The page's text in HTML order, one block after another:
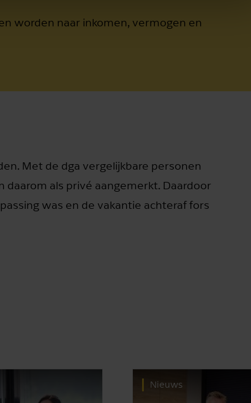
worden naar inkomen, vermogen en
Met de dga vergelijkbare personen
als privé aangemerkt. Daardoor
was en de vakantie achteraf fors
Nieuws